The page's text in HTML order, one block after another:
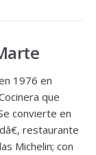
1976 en
que
convierte en
restaurante
Michelin; con